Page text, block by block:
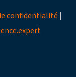
confidentialité |